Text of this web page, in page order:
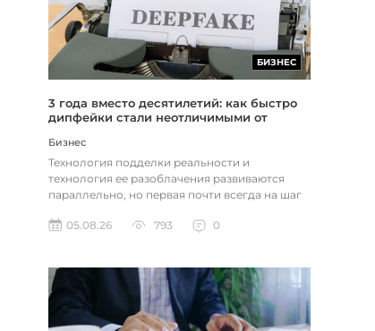
БИЗНЕС
3 года вместо десятилетий: как быстро
дипфейки стали неотличимыми от
Бизнес
Технология подделки реальности и
технология ее разоблачения развиваются
параллельно, но первая почти всегда на шаг
05.08.26
793 0